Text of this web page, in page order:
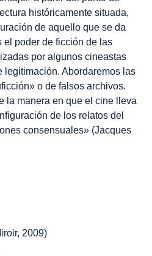
históricamente situada,
de aquello que se da
el poder de ficción de las
por algunos cineastas
legitimación. Abordaremos las
o de falsos archivos.
la manera en que el cine lleva
de los relatos del
consensuales» (Jacques
2009)